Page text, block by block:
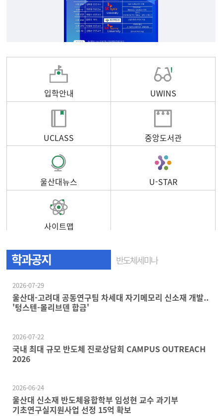
입학안내 UWINS
UCLASS 중앙도서관
울산대뉴스 U-STAR
사이트맵
학과공지 반도체세미나
2026-07-29
울산대-고려대 공동연구팀 차세대 자기메모리 신소재 개발..
'텅스텐-몰리브덴 합금'
2026-07-22
국내 최대 규모 반도체 진로상담회 CAMPUS OUTREACH
2026
2026-06-24
울산대 신소재 반도체융합학부 임성현 교수 과기부
기초연구실지원사업 선정 15억 확보